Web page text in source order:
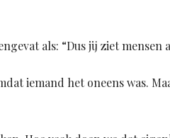
als: “Dus jij ziet mensen
iemand het oneens was.